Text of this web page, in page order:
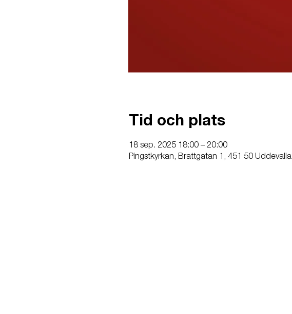
Tid och plats
18 sep. 2025 18:00 – 20:00
Pingstkyrkan, Brattgatan 1, 451 50 Uddevalla